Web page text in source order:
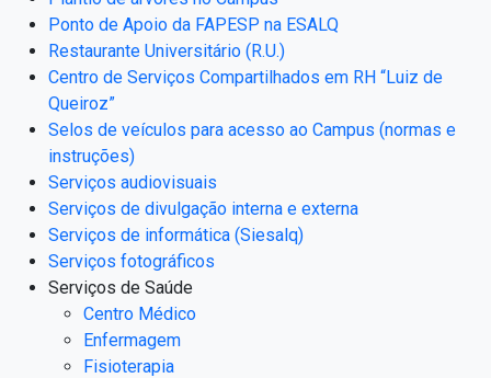
Ponto de Apoio da FAPESP na ESALQ
Restaurante Universitário (R.U.)
Centro de Serviços Compartilhados em RH “Luiz de
Queiroz”
Selos de veículos para acesso ao Campus (normas e
instruções)
Serviços audiovisuais
Serviços de divulgação interna e externa
Serviços de informática (Siesalq)
Serviços fotográficos
Serviços de Saúde
Centro Médico
Enfermagem
Fisioterapia